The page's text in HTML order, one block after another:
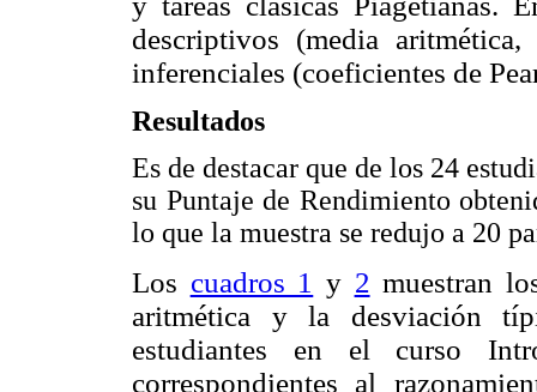
descriptivos (media
inferenciales (coeficientes de
Resultados
Es de destacar que de los 24
su Puntaje de Rendimiento
lo que la muestra se redujo a 20
Los cuadros 1 y 2 muestran
aritmética y la desviación
estudiantes en el curso
correspondientes al